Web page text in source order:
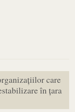
care
în țara